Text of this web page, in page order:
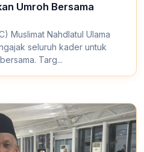
Umroh Bersama
Muslimat Nahdlatul Ulama
seluruh kader untuk
Targ...